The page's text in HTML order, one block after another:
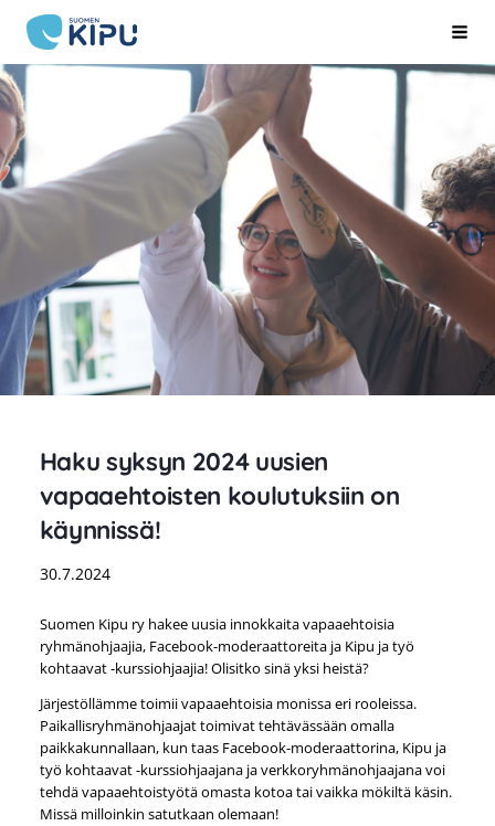
Siirry
sivun
sisältöön
Suomen Kipu ry
Haku syksyn 2024 uusien
vapaaehtoisten koulutuksiin on
käynnissä!
30.7.2024
Suomen Kipu ry hakee uusia innokkaita vapaaehtoisia
ryhmänohjaajia, Facebook-moderaattoreita ja Kipu ja työ
kohtaavat -kurssiohjaajia! Olisitko sinä yksi heistä?
Järjestöllämme toimii vapaaehtoisia monissa eri rooleissa.
Paikallisryhmänohjaajat toimivat tehtävässään omalla
paikkakunnallaan, kun taas Facebook-moderaattorina, Kipu ja
työ kohtaavat -kurssiohjaajana ja verkkoryhmänohjaajana voi
tehdä vapaaehtoistyötä omasta kotoa tai vaikka mökiltä käsin.
Missä milloinkin satutkaan olemaan!